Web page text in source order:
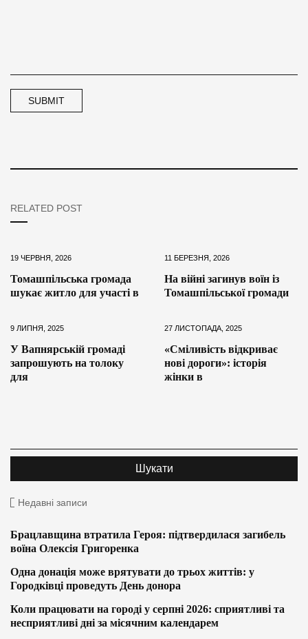
RELATED POST
19 ЧЕРВНЯ, 2026
Томашпільська громада
шукає житло для участі в
11 БЕРЕЗНЯ, 2026
На війні загинув воїн із
Томашпільської громади
9 ЛИПНЯ, 2025
У Вапнярській громаді
запрошують на толоку
для
27 ЛИСТОПАДА, 2025
«Сміливість відкриває
нові дороги»: історія
жінки в
Недавні записи
Брацлавщина втратила Героя: підтвердилася загибель
воїна Олексія Григоренка
Одна донація може врятувати до трьох життів: у
Городківці проведуть День донора
Коли працювати на городі у серпні 2026: сприятливі та
несприятливі дні за місячним календарем